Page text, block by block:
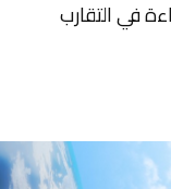
في التقارب